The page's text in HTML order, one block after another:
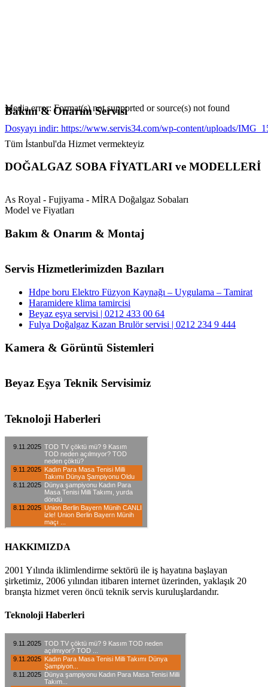
Media error: Format(s) not supported or source(s) not found
Dosyayı indir: https://www.servis34.com/wp-content/uploads/
Bakım & Onarım Servisi
Tüm İstanbul'da Hizmet vermekteyiz
DOĞALGAZ SOBA FİYATLARI ve MODELLERİ
As Royal - Fujiyama - MİRA Doğalgaz Sobaları
Model ve Fiyatları
Bakım & Onarım & Montaj
Servis Hizmetlerimizden Bazıları
Hdpe boru Elektro Füzyon Kaynağı – Uygulama – Tamirat
Haramidere klima tamircisi
Beyaz eşya servisi | 0212 433 00 64
Fulya Doğalgaz Kazan Brulör servisi | 0212 234 9 444
Kamera & Görüntü Sistemleri
Beyaz Eşya Teknik Servisimiz
Teknoloji Haberleri
HAKKIMIZDA
2001 Yılında iklimlendirme sektörü ile iş hayatına başlayan
şirketimiz, 2006 yılından itibaren internet üzerinden, yaklaşık 20
branşta hizmet veren öncü teknik servis kuruluşlardandır.
Teknoloji Haberleri